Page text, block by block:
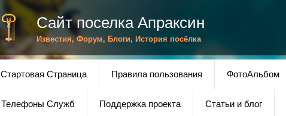
Сайт поселка Апраксин
Известия, Форум, Блоги, История посёлка
Стартовая Страница Правила пользования ФотоАльбом
Телефоны Служб Поддержка проекта Статьи и блог